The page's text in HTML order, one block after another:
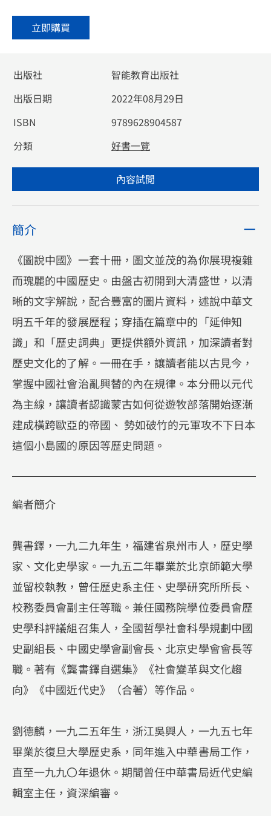
立即購買
出版社
智能教育出版社
出版日期
2022年08月29日
ISBN
9789628904587
分類
好書一覽
內容試閲
簡介
《圖說中國》一套十冊，圖文並茂的為你展現複雜
而瑰麗的中國歷史。由盤古初開到大清盛世，以清
晰的文字解說，配合豐富的圖片資料，述說中華文
明五千年的發展歷程；穿插在篇章中的「延伸知
識」和「歷史詞典」更提供額外資訊，加深讀者對
歷史文化的了解。一冊在手，讓讀者能以古見今，
掌握中國社會治亂興替的內在規律。本分冊以元代
為主線，讓讀者認識蒙古如何從遊牧部落開始逐漸
建成橫跨歐亞的帝國、 勢如破竹的元軍攻不下日本
這個小島國的原因等歷史問題。
編者簡介
龔書鐸，一九二九年生，福建省泉州市人，歷史學
家、文化史學家。一九五二年畢業於北京師範大學
並留校執教，曾任歷史系主任、史學研究所所長、
校務委員會副主任等職。兼任國務院學位委員會歷
史學科評議組召集人，全國哲學社會科學規劃中國
史副組長、中國史學會副會長、北京史學會會長等
職。著有《龔書鐸自選集》《社會變革與文化趨
向》《中國近代史》（合著）等作品。
劉德麟，一九二五年生，浙江吳興人，一九五七年
畢業於復旦大學歷史系，同年進入中華書局工作，
直至一九九〇年退休。期間曾任中華書局近代史編
輯室主任，資深編審。